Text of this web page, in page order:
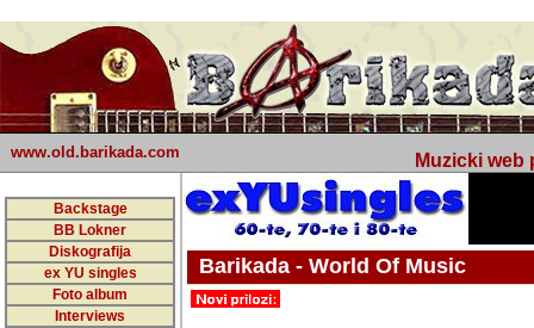
www.old.barikada.com Muzicki web
Backstage
BB Lokner
Diskografija
ex YU singles
Foto album
Interviews
Barikada - World Of Music